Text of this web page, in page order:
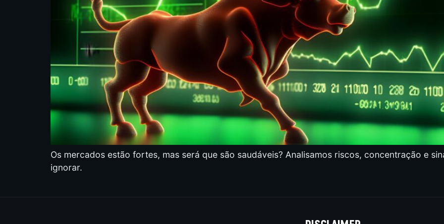
Os mercados estão fortes, mas será que são saudáveis? Analisamos riscos, concentração e
ignorar.